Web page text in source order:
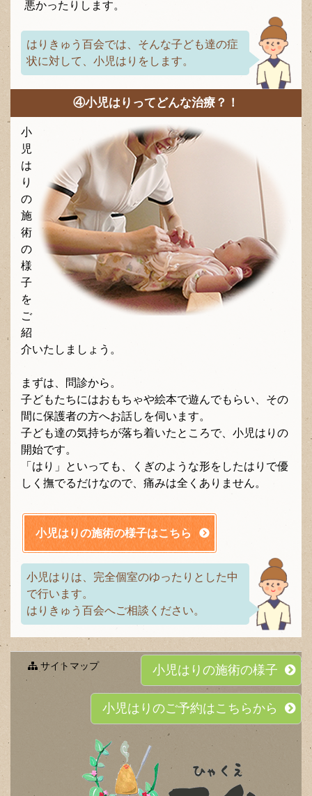
悪かったりします。
はりきゅう百会では、そんな子ども達の症
状に対して、小児はりをします。
④小児はりってどんな治療？！
小
児
は
り
の
施
術
の
様
子
を
ご
紹
介いたしましょう。
まずは、問診から。
子どもたちにはおもちゃや絵本で遊んでもらい、その
間に保護者の方へお話しを伺います。
子ども達の気持ちが落ち着いたところで、小児はりの
開始です。
「はり」といっても、くぎのような形をしたはりで優
しく撫でるだけなので、痛みは全くありません。
小児はりの施術の様子はこちら
小児はりは、完全個室のゆったりとした中
で行います。
はりきゅう百会へご相談ください。
小児はりの施術の様子
小児はりのご予約はこちらから
サイトマップ